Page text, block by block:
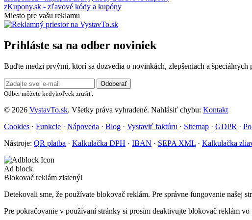
zKupony.sk - zľavové kódy a kupóny
Miesto pre vašu reklamu
Prihláste sa na odber noviniek
Buďte medzi prvými, ktorí sa dozvedia o novinkách, zlepšeniach a špeciálnych
Odoberať
Odber môžete kedykoľvek zrušiť.
© 2026 VystavTo.sk. Všetky práva vyhradené. Nahlásiť chybu: Kontakt
Cookies · Funkcie · Nápoveda · Blog · Vystaviť faktúru · Sitemap · GDPR ·
Nástroje: QR platba · Kalkulačka DPH · IBAN · SEPA XML · Kalkulačka
Ad block
Blokovač reklám zistený!
Detekovali sme, že používate blokovač reklám. Pre správne fungovanie našej
Pre pokračovanie v používaní stránky si prosím deaktivujte blokovač reklám vo